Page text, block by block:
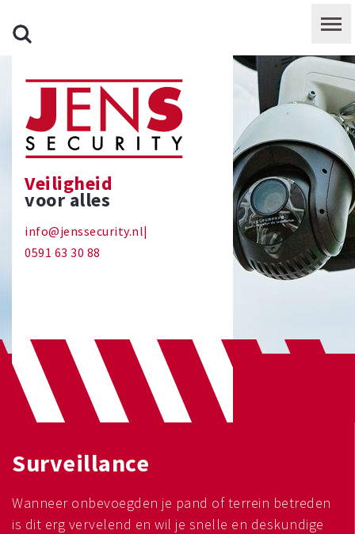
Veiligheid
voor alles
info@jenssecurity.nl|
0591 63 30 88
Surveillance
Wanneer onbevoegden je pand of terrein betreden
is dit erg vervelend en wil je snelle en deskundige